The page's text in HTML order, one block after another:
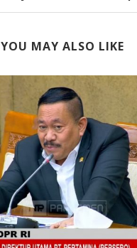
YOU MAY ALSO LIKE